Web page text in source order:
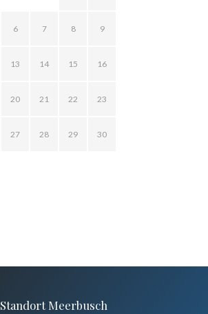
6 7 8 9
13 14 15 16
20 21 22 23
27 28 29 30
Standort Meerbusch